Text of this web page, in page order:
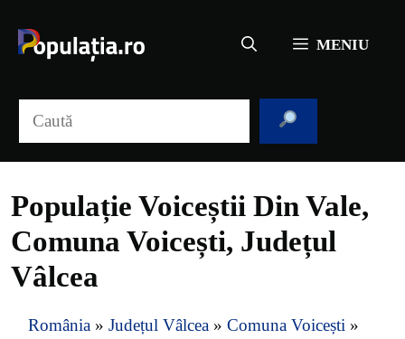
conținut
MENIU
Populație Voiceștii Din Vale,
Comuna Voicești, Județul
Vâlcea
România » Județul Vâlcea » Comuna Voicești »